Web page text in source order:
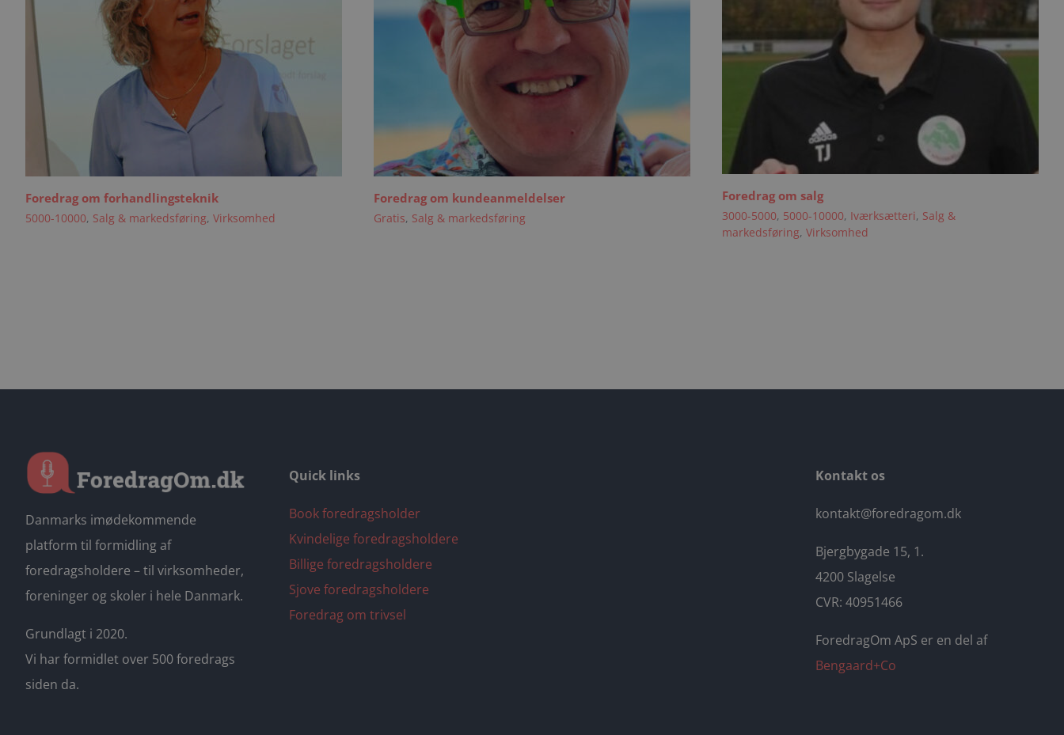
Foredrag om forhandlingsteknik
5000-10000, Salg & markedsføring, Virksomhed
Foredrag om kundeanmeldelser
Gratis, Salg & markedsføring
Foredrag om salg
3000-5000, 5000-10000, Iværksætteri, Salg &
markedsføring, Virksomhed
Danmarks imødekommende
platform til formidling af
foredragsholdere – til virksomheder,
foreninger og skoler i hele Danmark.
Grundlagt i 2020.
Vi har formidlet over 500 foredrags
siden da.
Quick links
Book foredragsholder
Kvindelige foredragsholdere
Billige foredragsholdere
Sjove foredragsholdere
Foredrag om trivsel
Kontakt os
kontakt@foredragom.dk
Bjergbygade 15, 1.
4200 Slagelse
CVR: 40951466
ForedragOm ApS er en del af
Bengaard+Co